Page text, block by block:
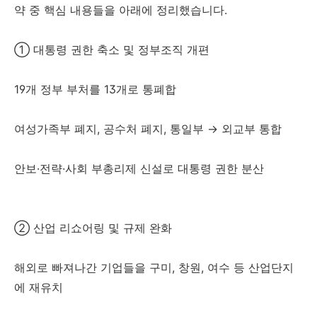
약 중 핵심 내용들을 아래에 정리했습니다.
① 대통령 권한 축소 및 정부조직 개편
19개 정부 부처를 13개로 통폐합
여성가족부 폐지, 공수처 폐지, 통일부 → 외교부 통합
안보·전략·사회 부총리제 신설로 대통령 권한 분산
② 산업 리쇼어링 및 규제 완화
해외로 빠져나간 기업들을 구미, 창원, 여수 등 산업단지
에 재유치